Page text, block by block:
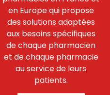
en Europe qui propose
des solutions adaptées
aux besoins spécifiques
de chaque pharmacien
et de chaque pharmacie
au service de leurs
patients.